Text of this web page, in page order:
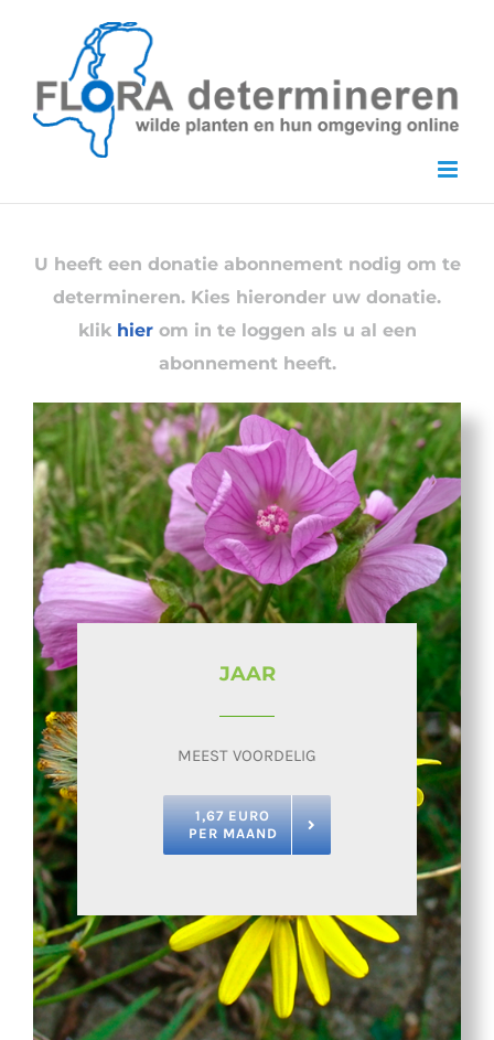
content
U heeft een donatie abonnement nodig om te
determineren. Kies hieronder uw donatie.
klik hierom in te loggen als u al een
abonnement heeft.
JAAR
MEEST VOORDELIG
1,67 EURO
PER MAAND